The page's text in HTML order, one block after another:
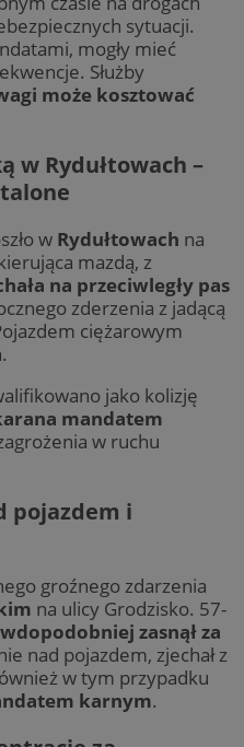
sytuacji.
mogły mieć
Służby
może kosztować
w Rydułtowach –
w Rydułtowach na
mazdą, z
na przeciwległy pas
zderzenia z jadącą
ciężarowym
jako kolizję
mandatem
w ruchu
pojazdem i
groźnego zdarzenia
na ulicy Grodzisko. 57-
zasnął za
nad pojazdem, zjechał z
w tym przypadku
karnym.